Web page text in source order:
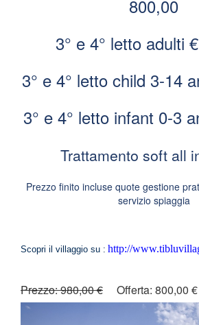
800,00
3° e 4° letto adulti
3° e 4° letto child 3-14
3° e 4° letto infant 0-3
Trattamento soft all
Prezzo finito incluse quote gestione
servizio spiaggia
Scopri il villaggio su : http://
Prezzo: 980,00 € Offerta: 800,00 €